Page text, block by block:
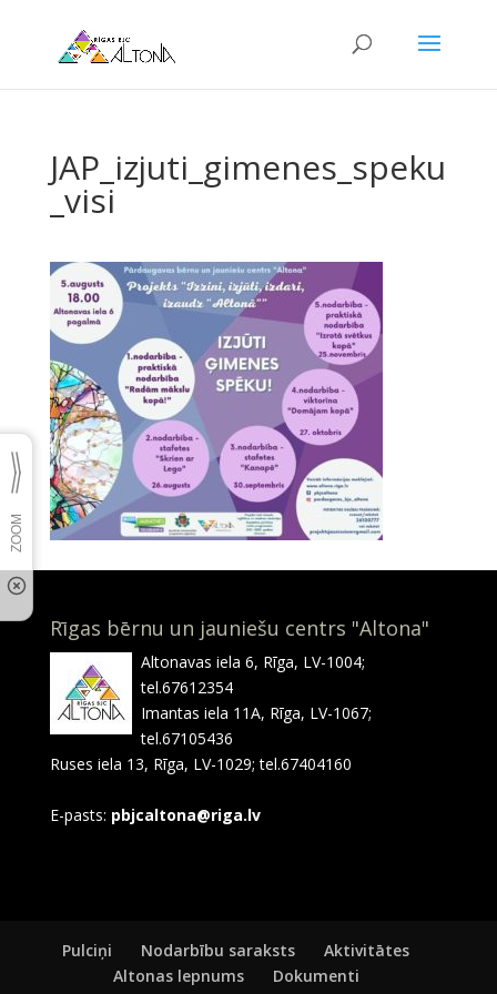
JAP_izjuti_gimenes_speku
_visi
Rīgas bērnu un jauniešu centrs "Altona"
Altonavas iela 6, Rīga, LV-1004;
tel.67612354
Imantas iela 11A, Rīga, LV-1067;
tel.67105436
Ruses iela 13, Rīga, LV-1029; tel.67404160
E-pasts: pbjcaltona@riga.lv
Pulciņi Nodarbību saraksts
Aktivitātes
Altonas lepnums
Dokumenti